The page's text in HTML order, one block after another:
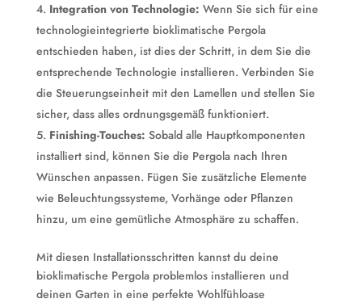
Integration von Technologie: Wenn Sie sich für eine
technologieintegrierte bioklimatische Pergola
entschieden haben, ist dies der Schritt, in dem Sie die
entsprechende Technologie installieren. Verbinden Sie
die Steuerungseinheit mit den Lamellen und stellen Sie
sicher, dass alles ordnungsgemäß funktioniert.
Finishing-Touches: Sobald alle Hauptkomponenten
installiert sind, können Sie die Pergola nach Ihren
Wünschen anpassen. Fügen Sie zusätzliche Elemente
wie Beleuchtungssysteme, Vorhänge oder Pflanzen
hinzu, um eine gemütliche Atmosphäre zu schaffen.
Mit diesen Installationsschritten kannst du deine
bioklimatische Pergola problemlos installieren und
deinen Garten in eine perfekte Wohlfühloase